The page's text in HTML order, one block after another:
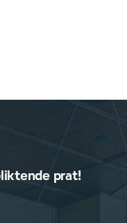
prat!